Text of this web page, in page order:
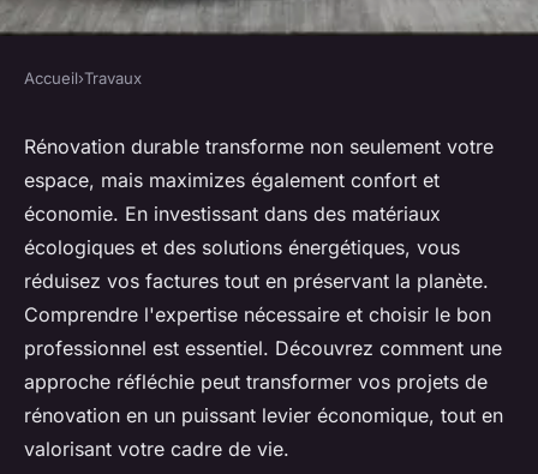
Rénovation durable :
maximisez votre confort et
économies
Léon•16 avril 2025•4 min de lecture
Accueil›Travaux
Rénovation durable transforme non seulement votre
espace, mais maximizes également confort et
économie. En investissant dans des matériaux
écologiques et des solutions énergétiques, vous
réduisez vos factures tout en préservant la planète.
Comprendre l'expertise nécessaire et choisir le bon
professionnel est essentiel. Découvrez comment une
approche réfléchie peut transformer vos projets de
rénovation en un puissant levier économique, tout en
valorisant votre cadre de vie.